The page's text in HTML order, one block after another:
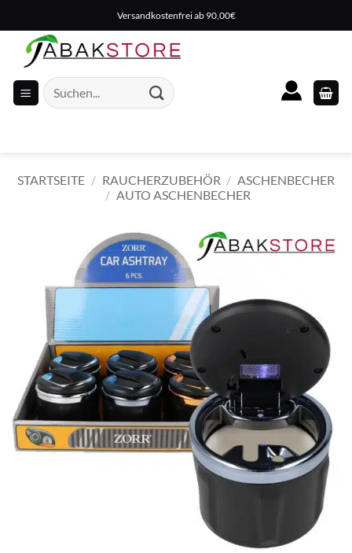
Inhalt
springen
Versandkostenfrei ab 90,00€
Suche
nach:
STARTSEITE / RAUCHERZUBEHÖR / ASCHENBECHER
/ AUTO ASCHENBECHER